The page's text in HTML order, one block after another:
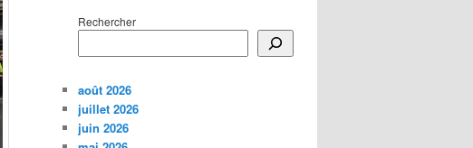
Rechercher
août 2026
juillet 2026
juin 2026